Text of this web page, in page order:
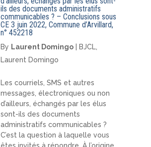
ils des documents administratifs
communicables ? – Conclusions sous
CE 3 juin 2022, Commune d’Arvillard,
n° 452218
By Laurent Domingo| BJCL
Laurent Domingo
Les courriels, SMS et autres
messages, électroniques ou non
d’ailleurs, échangés par les élus
sont-ils des documents
administratifs communicables ?
C’est la question à laquelle vous